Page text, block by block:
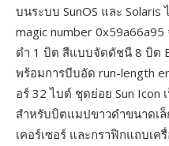
บนระบบ SunOS และ Solaris
magic number
ดำ 1 บิต สีแบบจัดดัชนี 8 บิต
พร้อมการบีบอัด run-length
อร์ 32 ไบต์ ชุดย่อย Sun
สำหรับบิตแมปขาวดำขนาดเ
เคอร์เซอร์ และกราฟิกแถบเ